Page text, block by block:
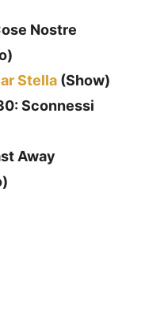
Nostre
Stella (Show)
Sconnessi
Away